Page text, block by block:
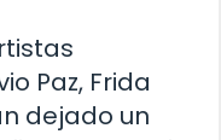
Paz, Frida
dejado un